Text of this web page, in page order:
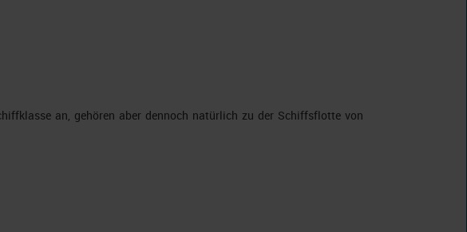
an, gehören aber dennoch natürlich zu der Schiffsflotte von